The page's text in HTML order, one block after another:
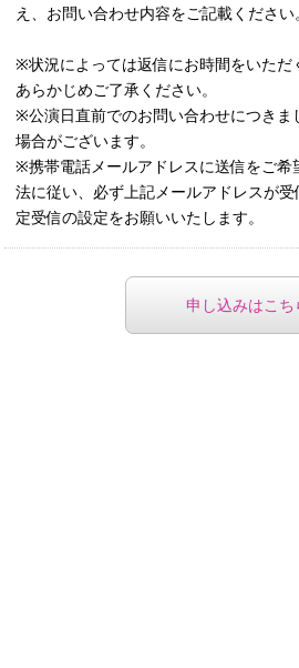
え、お問い合わせ内容をご記載ください
※状況によっては返信にお時間をいただ
あらかじめご了承ください。
※公演日直前でのお問い合わせにつきま
場合がございます。
※携帯電話メールアドレスに送信をご希
法に従い、必ず上記メールアドレスが
定受信の設定をお願いいたします。
申し込みはこち